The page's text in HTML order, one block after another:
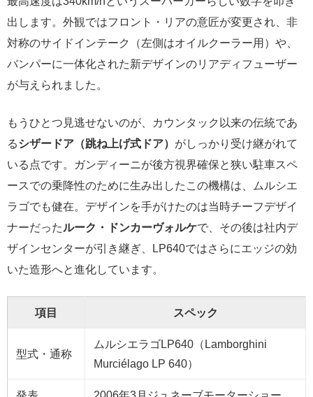
出します。外観ではフロント・リアの意匠が変更され、非
対称のサイドインテーク（左側はオイルクーラー用）や、
バンパーに一体化された新デザインのリアディフューザー
が与えられました。
もうひとつ見逃せないのが、カウンタック以来の伝統であ
るシザードア（跳ね上げ式ドア） がしっかり受け継がれて
いる点です。ガンディーニが後方視界確保と狭い駐車スペ
ースでの乗降性のために生み出したこの機構は、ムルシエ
ラゴでも健在。デザインを手がけたのは当時チーフデザイ
ナーだった ルーク・ドンカーヴォルケで、その後は社内デ
ザインセンターが引き継ぎ、LP640ではさらにエッジの効
いた造形へと進化しています。
項目 スペック
型式・通称
ムルシエラゴLP640（Lamborghini
Murciélago LP 640）